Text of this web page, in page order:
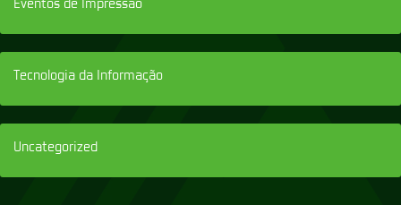
Eventos de Impressão
Tecnologia da Informação
Uncategorized